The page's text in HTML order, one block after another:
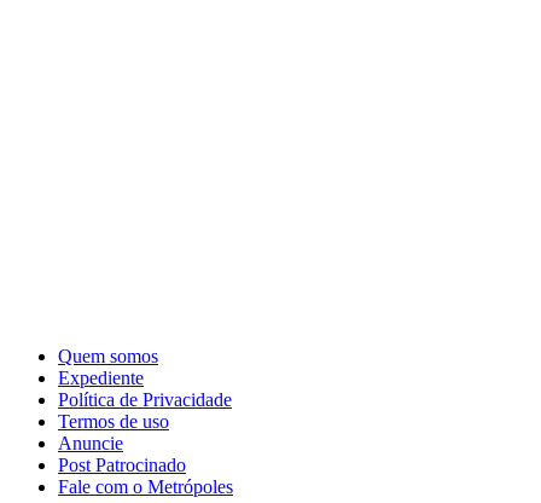
Quem somos
Expediente
Política de Privacidade
Termos de uso
Anuncie
Post Patrocinado
Fale com o Metrópoles